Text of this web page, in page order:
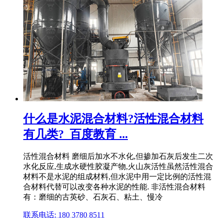
什么是水泥混合材料?活性混合材料
有几类?_百度教育 ...
活性混合材料 磨细后加水不水化,但掺加石灰后发生二次
水化反应,生成水硬性胶凝产物,火山灰活性虽然活性混合
材料不是水泥的组成材料,但水泥中用一定比例的活性混
合材料代替可以改变各种水泥的性能. 非活性混合材料
有：磨细的古英砂、石灰石、粘土、慢冷
联系电话: 180 3780 8511